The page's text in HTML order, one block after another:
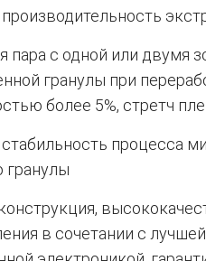
пара с одной или двумя
гранулы при
более 5%, стретч
процесса
гранулы
в сочетании с